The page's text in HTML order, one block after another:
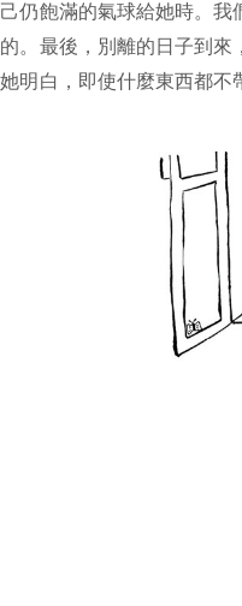
仍飽滿的氣球給她時。我
。最後，別離的日子到來
明白，即使什麼東西都不